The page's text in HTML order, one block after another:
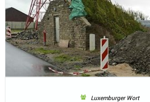
Luxemburger Wort